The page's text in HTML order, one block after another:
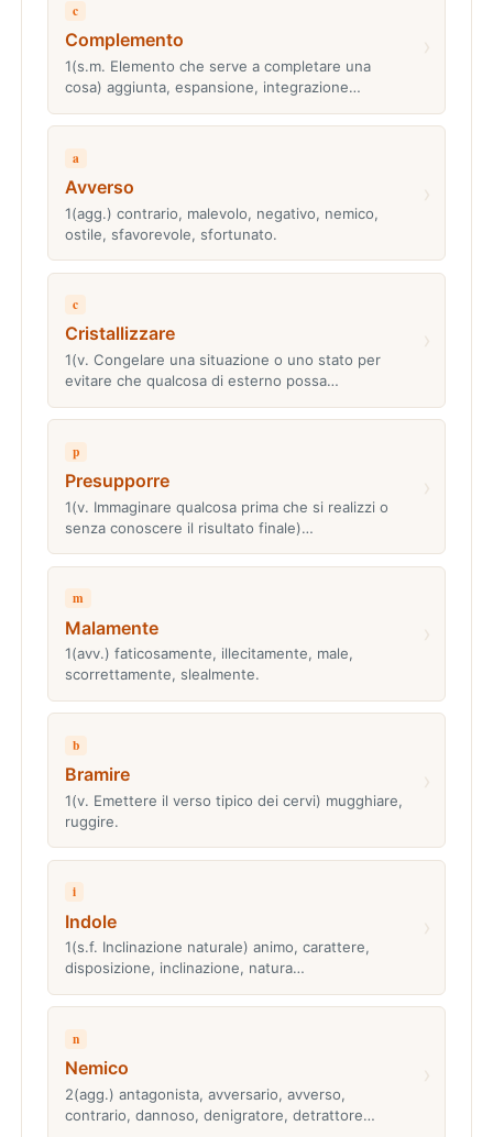
c
Complemento
1(s.m. Elemento che serve a completare una
cosa) aggiunta, espansione, integrazione…
a
Avverso
1(agg.) contrario, malevolo, negativo, nemico,
ostile, sfavorevole, sfortunato.
c
Cristallizzare
1(v. Congelare una situazione o uno stato per
evitare che qualcosa di esterno possa…
p
Presupporre
1(v. Immaginare qualcosa prima che si realizzi o
senza conoscere il risultato finale)…
m
Malamente
1(avv.) faticosamente, illecitamente, male,
scorrettamente, slealmente.
b
Bramire
1(v. Emettere il verso tipico dei cervi) mugghiare,
ruggire.
i
Indole
1(s.f. Inclinazione naturale) animo, carattere,
disposizione, inclinazione, natura…
n
Nemico
2(agg.) antagonista, avversario, avverso,
contrario, dannoso, denigratore, detrattore…